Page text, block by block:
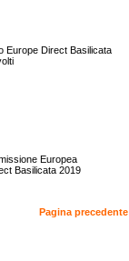
Europe Direct Basilicata
Europea
Basilicata 2019
Pagina precedente